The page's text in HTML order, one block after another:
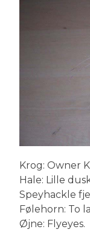
Krog: Owner
Hale: Lille
Speyhackle
Følehorn: To
Øjne: Flyeyes.